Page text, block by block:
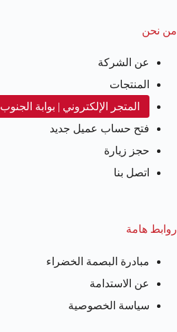
من نحن
عن الشركة
المنتجات
المتجر الإلكتروني | بوابة الجنوب
فتح حساب عميل جديد
حجز زيارة
اتصل بنا
روابط هامة
مبادرة البصمة الخضراء
عن الاستدامة
سياسة الخصوصية